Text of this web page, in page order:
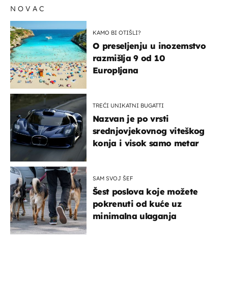
NOVAC
KAMO BI OTIŠLI?
O preseljenju u inozemstvo
razmišlja 9 od 10
Europljana
TREĆI UNIKATNI BUGATTI
Nazvan je po vrsti
srednjovjekovnog viteškog
konja i visok samo metar
SAM SVOJ ŠEF
Šest poslova koje možete
pokrenuti od kuće uz
minimalna ulaganja